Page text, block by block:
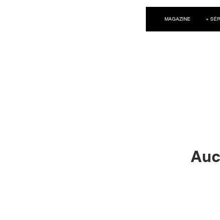
MAGAZINE +